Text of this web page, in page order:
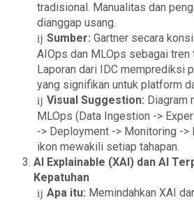
tradisional. Manualitas dan
dianggap usang.
Sumber: Gartner secara
AIOps dan MLOps sebagai
Laporan dari IDC memprediksi
yang signifikan untuk platform
Visual Suggestion: Diagram
MLOps (Data Ingestion ->
-> Deployment -> Monitoring ->
ikon mewakili setiap tahapan.
AI Explainable (XAI) dan AI
Kepatuhan
Apa itu: Memindahkan XAI